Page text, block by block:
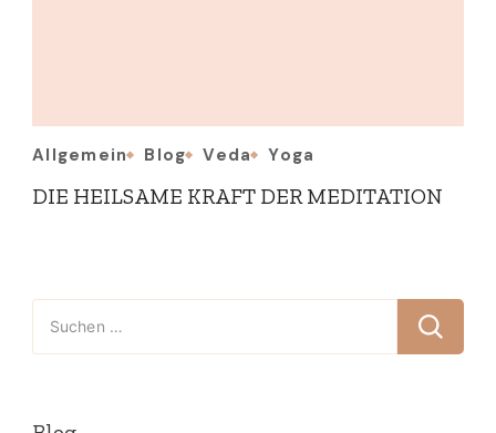
Allgemein Blog Veda Yoga
DIE HEILSAME KRAFT DER MEDITATION
Suchen
nach: